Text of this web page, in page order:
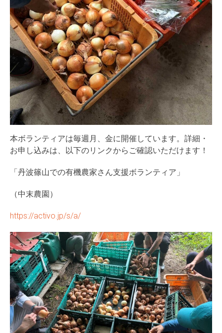
本ボランティアは毎週月、金に開催しています。詳細・
お申し込みは、以下のリンクからご確認いただけます！
「丹波篠山での有機農家さん支援ボランティア」
（中末農園）
https://activo.jp/s/a/